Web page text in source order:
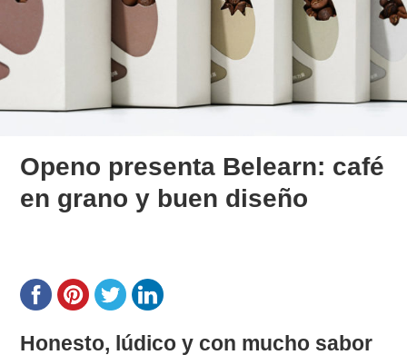
Openo presenta Belearn: café
en grano y buen diseño
Honesto, lúdico y con mucho sabor